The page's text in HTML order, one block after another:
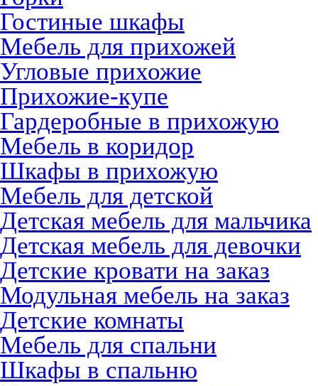
Гостиные шкафы
Мебель для прихожей
Угловые прихожие
Прихожие-купе
Гардеробные в прихожую
Мебель в коридор
Шкафы в прихожую
Мебель для детской
Детская мебель для мальчика
Детская мебель для девочки
Детские кровати на заказ
Модульная мебель на заказ
Детские комнаты
Мебель для спальни
Шкафы в спальню